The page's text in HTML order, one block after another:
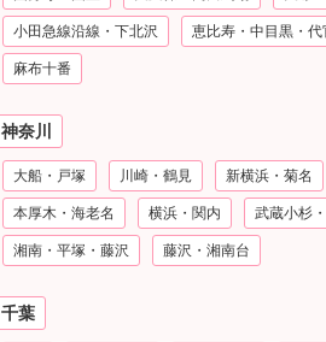
小田急線沿線・下北沢 恵比寿・中目黒・代
麻布十番
神奈川
大船・戸塚 川崎・鶴見 新横浜・菊名
本厚木・海老名 横浜・関内 武蔵小杉
湘南・平塚・藤沢 藤沢・湘南台
千葉